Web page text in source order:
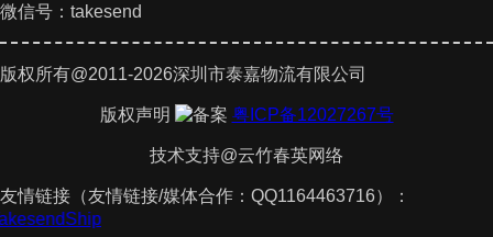
微信号：takesend
版权所有@2011-2026深圳市泰嘉物流有限公司
版权声明 粤ICP备12027267号
技术支持@云竹春英网络
友情链接（友情链接/媒体合作：QQ1164463716）：
TakesendShip